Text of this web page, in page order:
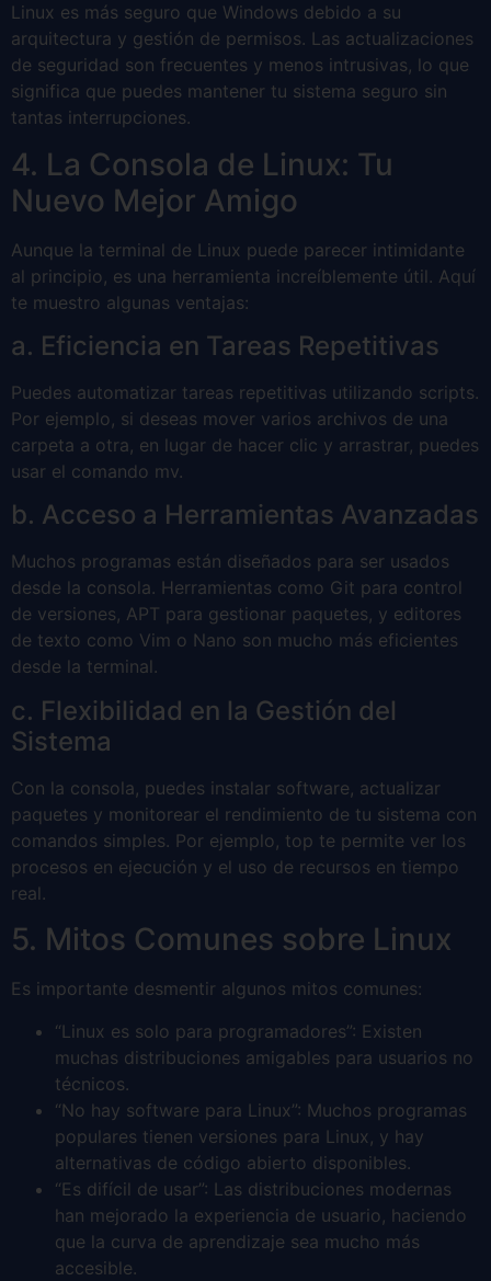
Linux es más seguro que Windows debido a su
arquitectura y gestión de permisos. Las actualizaciones
de seguridad son frecuentes y menos intrusivas, lo que
significa que puedes mantener tu sistema seguro sin
tantas interrupciones.
4. La Consola de Linux: Tu
Nuevo Mejor Amigo
Aunque la terminal de Linux puede parecer intimidante
al principio, es una herramienta increíblemente útil. Aquí
te muestro algunas ventajas:
a. Eficiencia en Tareas Repetitivas
Puedes automatizar tareas repetitivas utilizando scripts.
Por ejemplo, si deseas mover varios archivos de una
carpeta a otra, en lugar de hacer clic y arrastrar, puedes
usar el comando mv.
b. Acceso a Herramientas Avanzadas
Muchos programas están diseñados para ser usados
desde la consola. Herramientas como Git para control
de versiones, APT para gestionar paquetes, y editores
de texto como Vim o Nano son mucho más eficientes
desde la terminal.
c. Flexibilidad en la Gestión del
Sistema
Con la consola, puedes instalar software, actualizar
paquetes y monitorear el rendimiento de tu sistema con
comandos simples. Por ejemplo, top te permite ver los
procesos en ejecución y el uso de recursos en tiempo
real.
5. Mitos Comunes sobre Linux
Es importante desmentir algunos mitos comunes:
“Linux es solo para programadores”: Existen
muchas distribuciones amigables para usuarios no
técnicos.
“No hay software para Linux”: Muchos programas
populares tienen versiones para Linux, y hay
alternativas de código abierto disponibles.
“Es difícil de usar”: Las distribuciones modernas
han mejorado la experiencia de usuario, haciendo
que la curva de aprendizaje sea mucho más
accesible.